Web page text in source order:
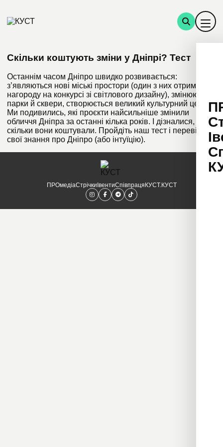
Скільки коштують зміни у Дніпрі? Тест
Останнім часом Дніпро швидко розвивається:
з’являються нові міські простори (один з них отримав
нагороду на конкурсі зі світлового дизайну), змінюються
парки й сквери, створюється великий культурний центр.
Ми подивились, які проєкти найсильніше змінили
обличчя Дніпра за останні кілька років. І дізналися,
скільки вони коштували. Пройдіть наш тест і перевірте
свої знання про Дніпро (або інтуїцію).
ПРОмедіаСтрічки ІвентиСпівпраця КУСТ.КУСТ